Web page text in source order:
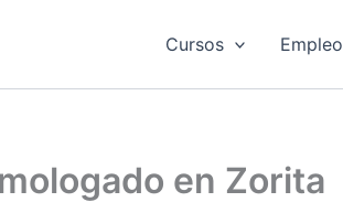
Cursos Empleo
en Zorita